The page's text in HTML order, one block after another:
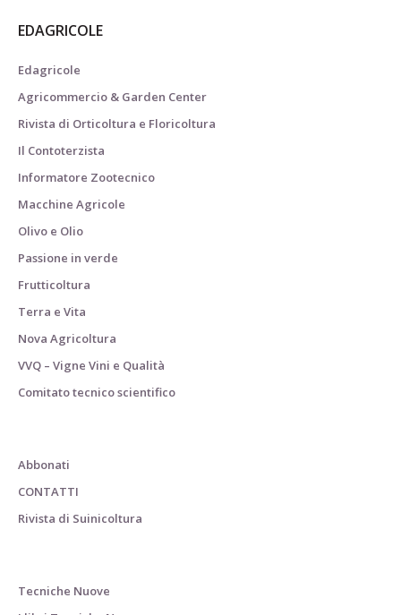
EDAGRICOLE
Edagricole
Agricommercio & Garden Center
Rivista di Orticoltura e Floricoltura
Il Contoterzista
Informatore Zootecnico
Macchine Agricole
Olivo e Olio
Passione in verde
Frutticoltura
Terra e Vita
Nova Agricoltura
VVQ – Vigne Vini e Qualità
Comitato tecnico scientifico
Abbonati
CONTATTI
Rivista di Suinicoltura
Tecniche Nuove